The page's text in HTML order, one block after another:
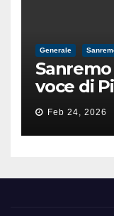
Generale
voce di
Feb 24, 2026